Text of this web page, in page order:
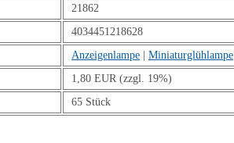
21862
4034451218628
Anzeigenlampe Miniaturglühlampe
1,80 EUR (zzgl. 19%)
65 Stück